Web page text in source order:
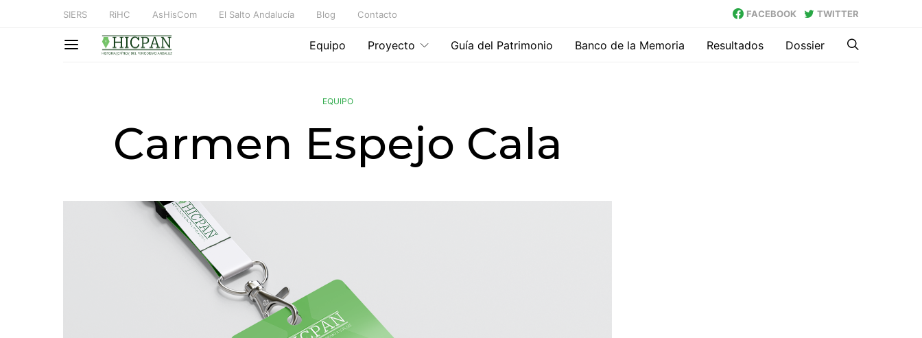
SIERS RiHC AsHisCom El Salto Andalucía Blog Contacto FACEBOOK TWITTER
Equipo Proyecto Guía del Patrimonio Banco de la Memoria Resultados Dossier
EQUIPO
Carmen Espejo Cala